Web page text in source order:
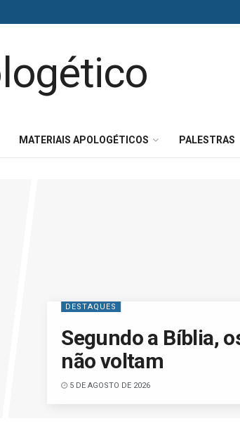
MATERIAIS APOLOGÉTICOS PALESTRAS
DESTAQUES
Segundo a Bíblia,
não voltam
5 DE AGOSTO DE 2026